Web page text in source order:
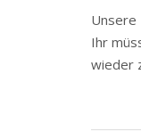
Unsere
Ihr
wieder